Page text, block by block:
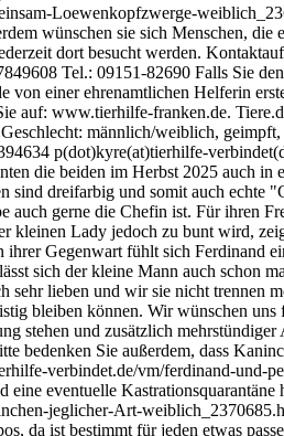
Loewenkopfzwerge-
wünschen sie sich Menschen,
dort besucht werden.
Tel.: 09151-82690 Falls Sie
einer ehrenamtlichen Helferin
auf: www.tierhilfe-franken.de.
Geschlecht: männlich/weiblich,
p(dot)kyre(at)tierhilfe-
die beiden im Herbst 2025 auch
sind dreifarbig und somit auch
auch gerne die Chefin ist. Für ihren
kleinen Lady jedoch zu bunt wird,
Gegenwart fühlt sich Ferdinand
sich der kleine Mann auch schon
sehr lieben und wir sie nicht trennen
bleiben können. Wir wünschen
stehen und zusätzlich
bedenken Sie außerdem, dass
verbindet.de/vm/ferdinand-
eventuelle Kastrationsquarantäne
jeglicher-Art-
da ist bestimmt für jeden etwas